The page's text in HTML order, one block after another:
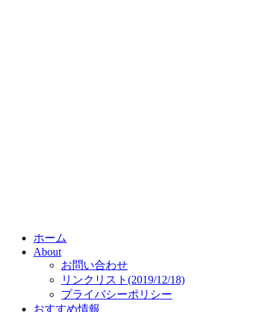
ホーム
About
お問い合わせ
リンクリスト(2019/12/18)
プライバシーポリシー
おすすめ情報